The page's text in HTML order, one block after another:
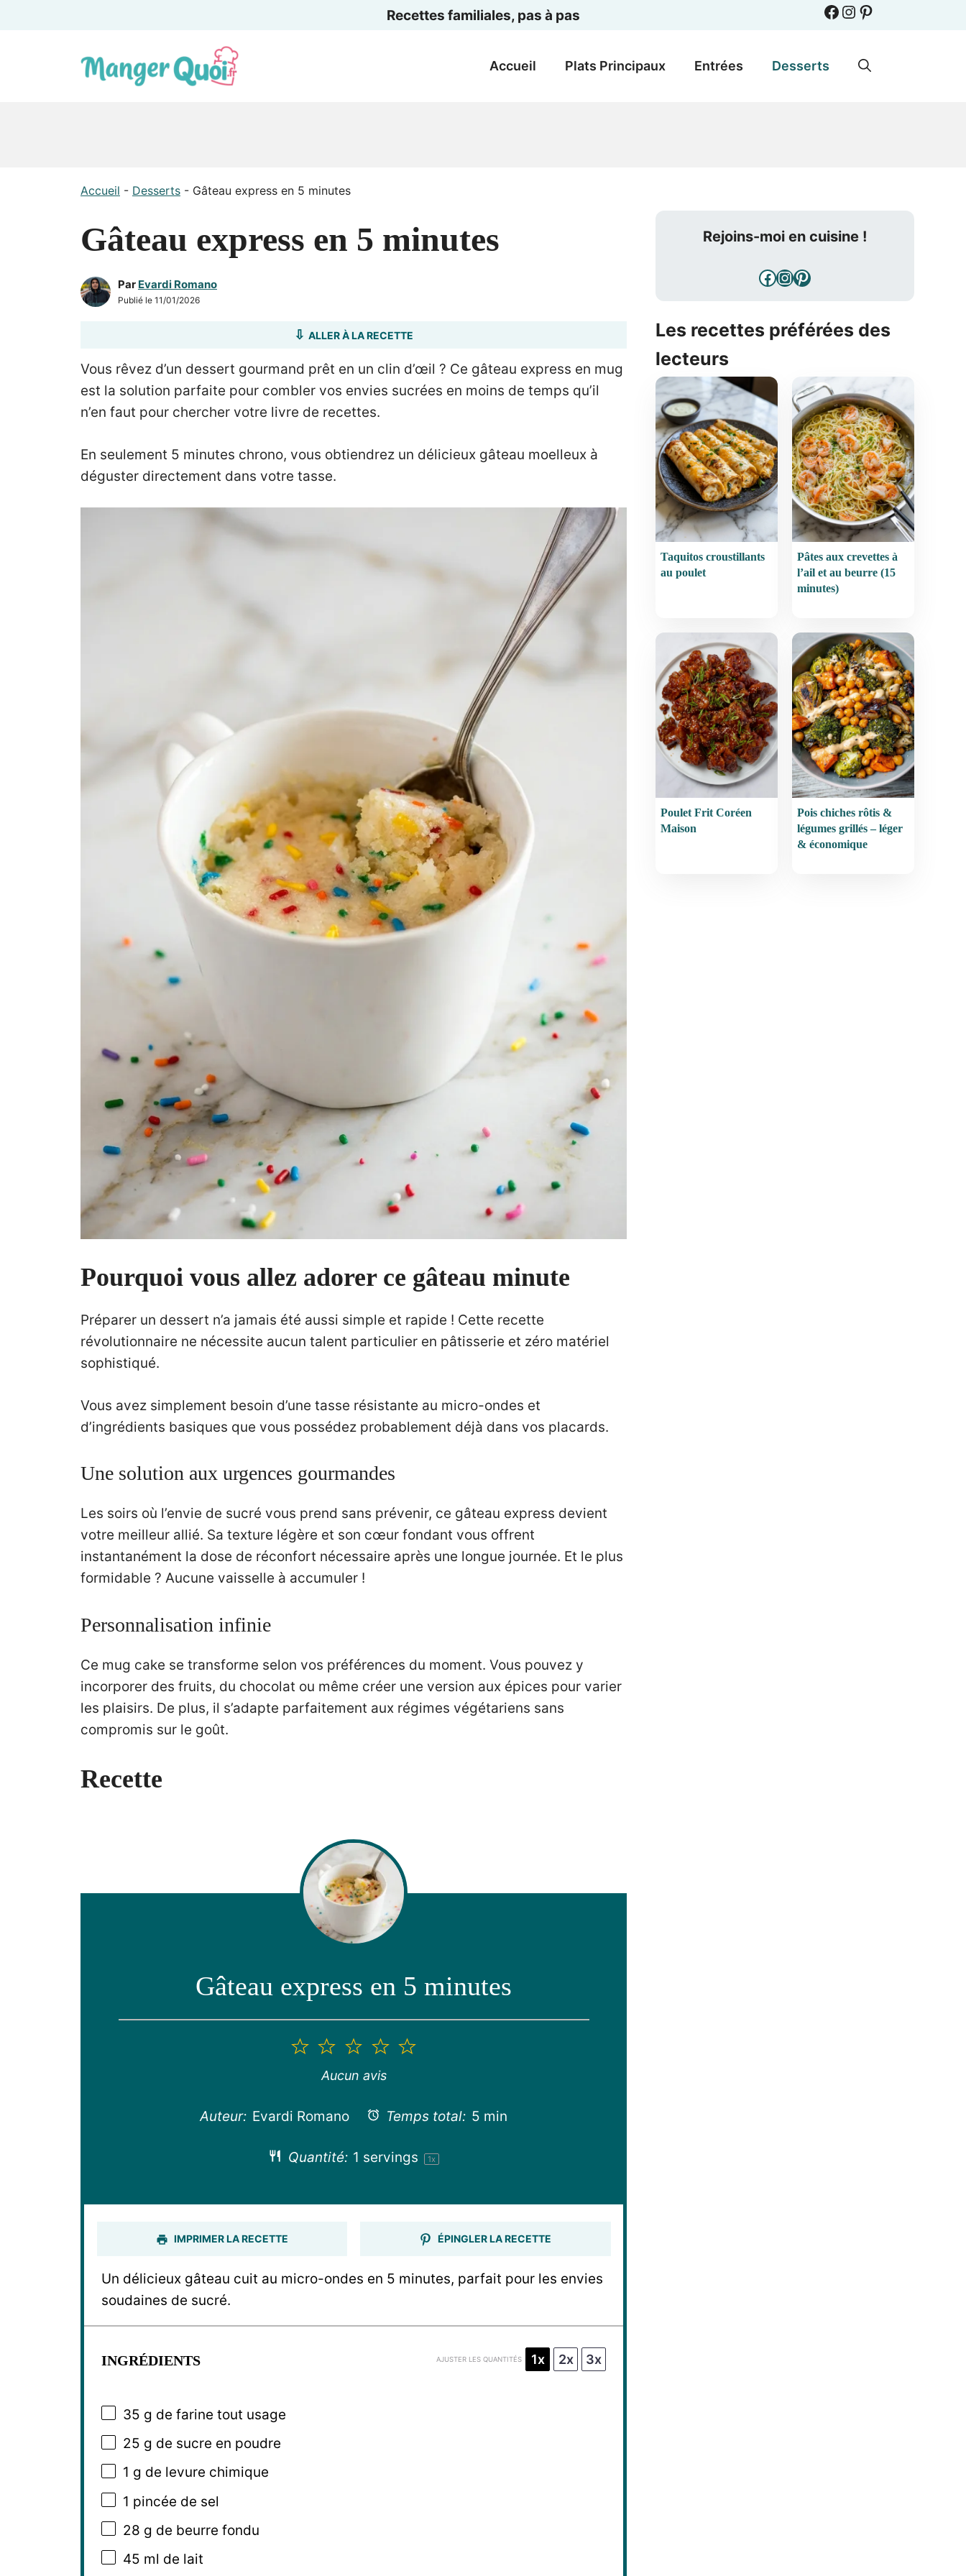
Recettes familiales, pas à pas Facebook
Instagram
Pinterest
Accueil Plats Principaux Entrées Desserts
Accueil - Desserts - Gâteau express en 5 minutes
Gâteau express en 5 minutes
Par Evardi Romano
Publié le 11/01/2026
ALLER À LA RECETTE
Vous rêvez d’un dessert gourmand prêt en un clin d’œil ? Ce gâteau express en mug
est la solution parfaite pour combler vos envies sucrées en moins de temps qu’il
n’en faut pour chercher votre livre de recettes.
En seulement 5 minutes chrono, vous obtiendrez un délicieux gâteau moelleux à
déguster directement dans votre tasse.
Pourquoi vous allez adorer ce gâteau minute
Préparer un dessert n’a jamais été aussi simple et rapide ! Cette recette
révolutionnaire ne nécessite aucun talent particulier en pâtisserie et zéro matériel
sophistiqué.
Vous avez simplement besoin d’une tasse résistante au micro-ondes et
d’ingrédients basiques que vous possédez probablement déjà dans vos placards.
Une solution aux urgences gourmandes
Les soirs où l’envie de sucré vous prend sans prévenir, ce gâteau express devient
votre meilleur allié. Sa texture légère et son cœur fondant vous offrent
instantanément la dose de réconfort nécessaire après une longue journée. Et le plus
formidable ? Aucune vaisselle à accumuler !
Personnalisation infinie
Ce mug cake se transforme selon vos préférences du moment. Vous pouvez y
incorporer des fruits, du chocolat ou même créer une version aux épices pour varier
les plaisirs. De plus, il s’adapte parfaitement aux régimes végétariens sans
compromis sur le goût.
Recette
Gâteau express en 5 minutes
5
4
3
étoiles
2
étoiles
1
étoile
Aucun avis
Auteur: Evardi Romano Temps total: 5 min
Quantité: 1 servings 1x
IMPRIMER LA RECETTE ÉPINGLER LA RECETTE
Un délicieux gâteau cuit au micro-ondes en 5 minutes, parfait pour les envies
soudaines de sucré.
INGRÉDIENTS AJUSTER LES QUANTITÉS 1x 2x 3x
35 g de farine tout usage
25 g de sucre en poudre
1 g de levure chimique
1 pincée de sel
28 g de beurre fondu
45 ml de lait
Rejoins-moi en cuisine !
Facebook
Instagram
Pinterest
Les recettes préférées des
lecteurs
Taquitos croustillants
au poulet
Pâtes aux crevettes à
l’ail et au beurre (15
minutes)
Poulet Frit Coréen
Maison
Pois chiches rôtis &
légumes grillés – léger
& économique